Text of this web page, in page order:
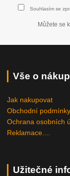
Souhlasím se
Můžete se
Vše o
Jak nakupovat
Obchodní podmínky
Ochrana osobních
Reklamace....
Užitečné